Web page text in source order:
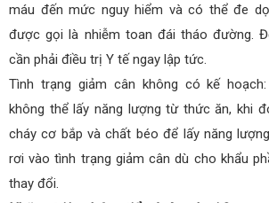
máu đến mức nguy hiểm và có thể đe
được gọi là nhiễm toan đái tháo đường.
cần phải điều trị Y tế ngay lập tức.
Tình trạng giảm cân không có kế
không thể lấy năng lượng từ thức ăn, khi
cháy cơ bắp và chất béo để lấy năng
rơi vào tình trạng giảm cân dù cho khẩu
thay đổi.